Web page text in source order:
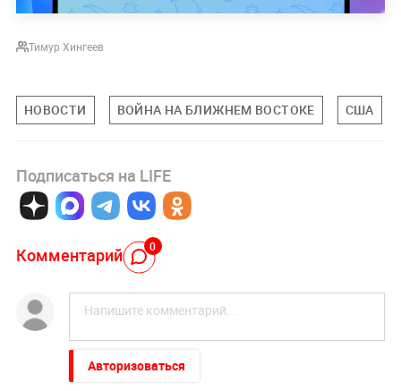
Тимур Хингеев
НОВОСТИ ВОЙНА НА БЛИЖНЕМ ВОСТОКЕ США
Подписаться на LIFE
Комментарий 0
Авторизоваться